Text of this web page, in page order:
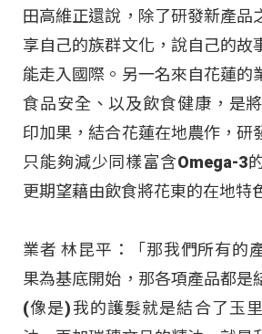
田高維正還說，除了研發新產品
享自己的族群文化，說自己的故
能走入國際。另一名來自花蓮的
食品安全、以及飲食健康，是
印加果，結合花蓮在地農作，研
只能夠減少同樣富含Omega-3
更期望藉由飲食將花東的在地特
業者 林昆平：「那我們所有的
果為基底開始，那各項產品都是
(像是)我的護髮就是結合了玉